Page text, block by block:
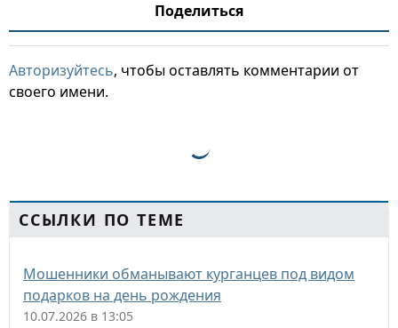
Поделиться
Авторизуйтесь, чтобы оставлять комментарии от
своего имени.
ССЫЛКИ ПО ТЕМЕ
Мошенники обманывают курганцев под видом
подарков на день рождения
10.07.2026 в 13:05